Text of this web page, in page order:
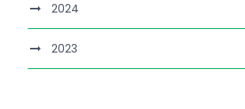
2024
2023